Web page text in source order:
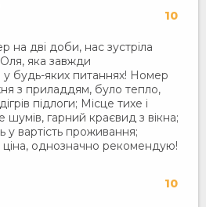
10
на дві доби, нас зустріла
яка завжди
будь-яких питаннях! Номер
з приладдям, було тепло,
підлоги; Місце тихе і
шумів, гарний краєвид з вікна;
у вартість проживання;
ціна, однозначно рекомендую!
10